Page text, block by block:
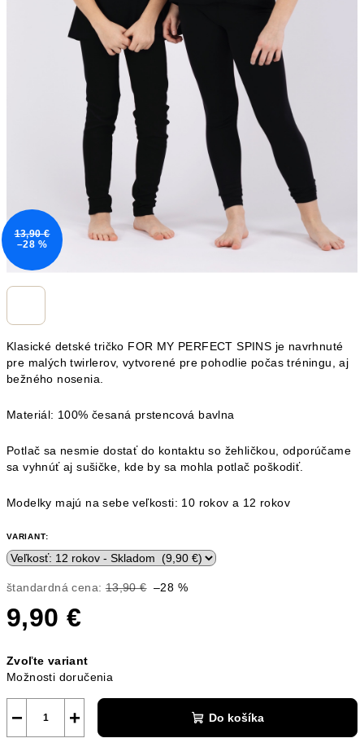
Klasické detské tričko FOR MY PERFECT SPINS je navrhnuté
pre malých twirlerov, vytvorené pre pohodlie počas tréningu, aj
bežného nosenia.
Materiál: 100% česaná prstencová bavlna
Potlač sa nesmie dostať do kontaktu so žehličkou, odporúčame
sa vyhnúť aj sušičke, kde by sa mohla potlač poškodiť.
Modelky majú na sebe veľkosti: 10 rokov a 12 rokov
VARIANT:
štandardná cena: 13,90 € –28 %
9,90 €
cena:
Zvoľte variant
Možnosti doručenia
+
− Do košíka
13,90 €
–28 %